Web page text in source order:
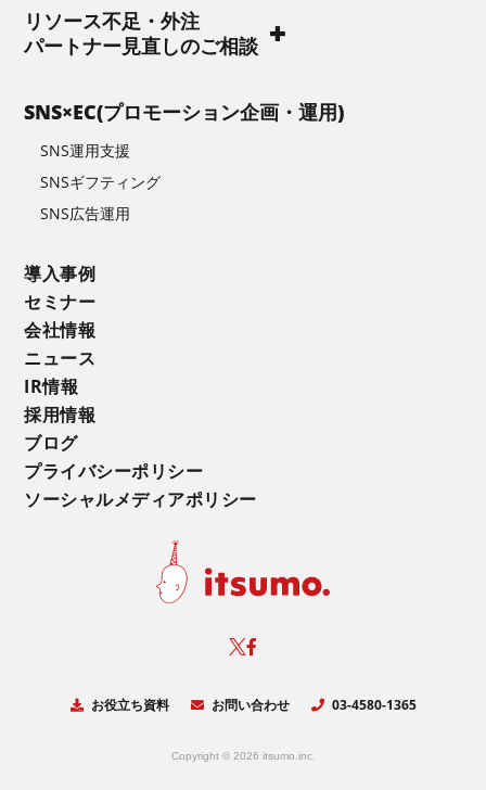
リソース不足・外注
パートナー見直しのご相談
SNS×EC(プロモーション企画・運用)
SNS運用支援
SNSギフティング
SNS広告運用
導入事例
セミナー
会社情報
ニュース
IR情報
採用情報
ブログ
プライバシーポリシー
ソーシャルメディアポリシー
お役立ち資料 お問い合わせ 03-4580-1365
Copyright © 2026 itsumo.inc.